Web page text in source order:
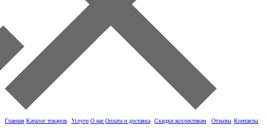
Главная Каталог товаров Услуги О насОплата и доставка Скидки коллективам Отзывы Контакты